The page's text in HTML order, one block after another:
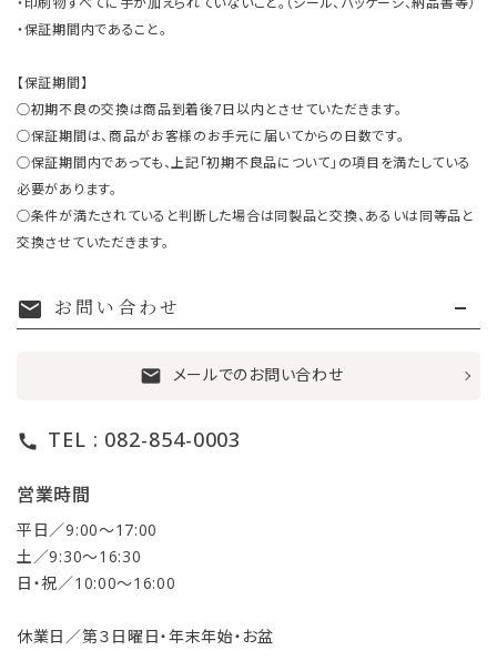
・保証期間内であること。
【保証期間】
○初期不良の交換は商品到着後7日以内とさせていただきます。
○保証期間は、商品がお客様のお手元に届いてからの日数です。
○保証期間内であっても、上記「初期不良品について」の項目を満たしている
必要があります。
○条件が満たされていると判断した場合は同製品と交換、あるいは同等品と
交換させていただきます。
mail お問い合わせ
mail メールでのお問い合わせ
call TEL : 082-854-0003
営業時間
平日／9:00〜17:00
土／9:30〜16:30
日・祝／10:00〜16:00
休業日／第３日曜日・年末年始・お盆